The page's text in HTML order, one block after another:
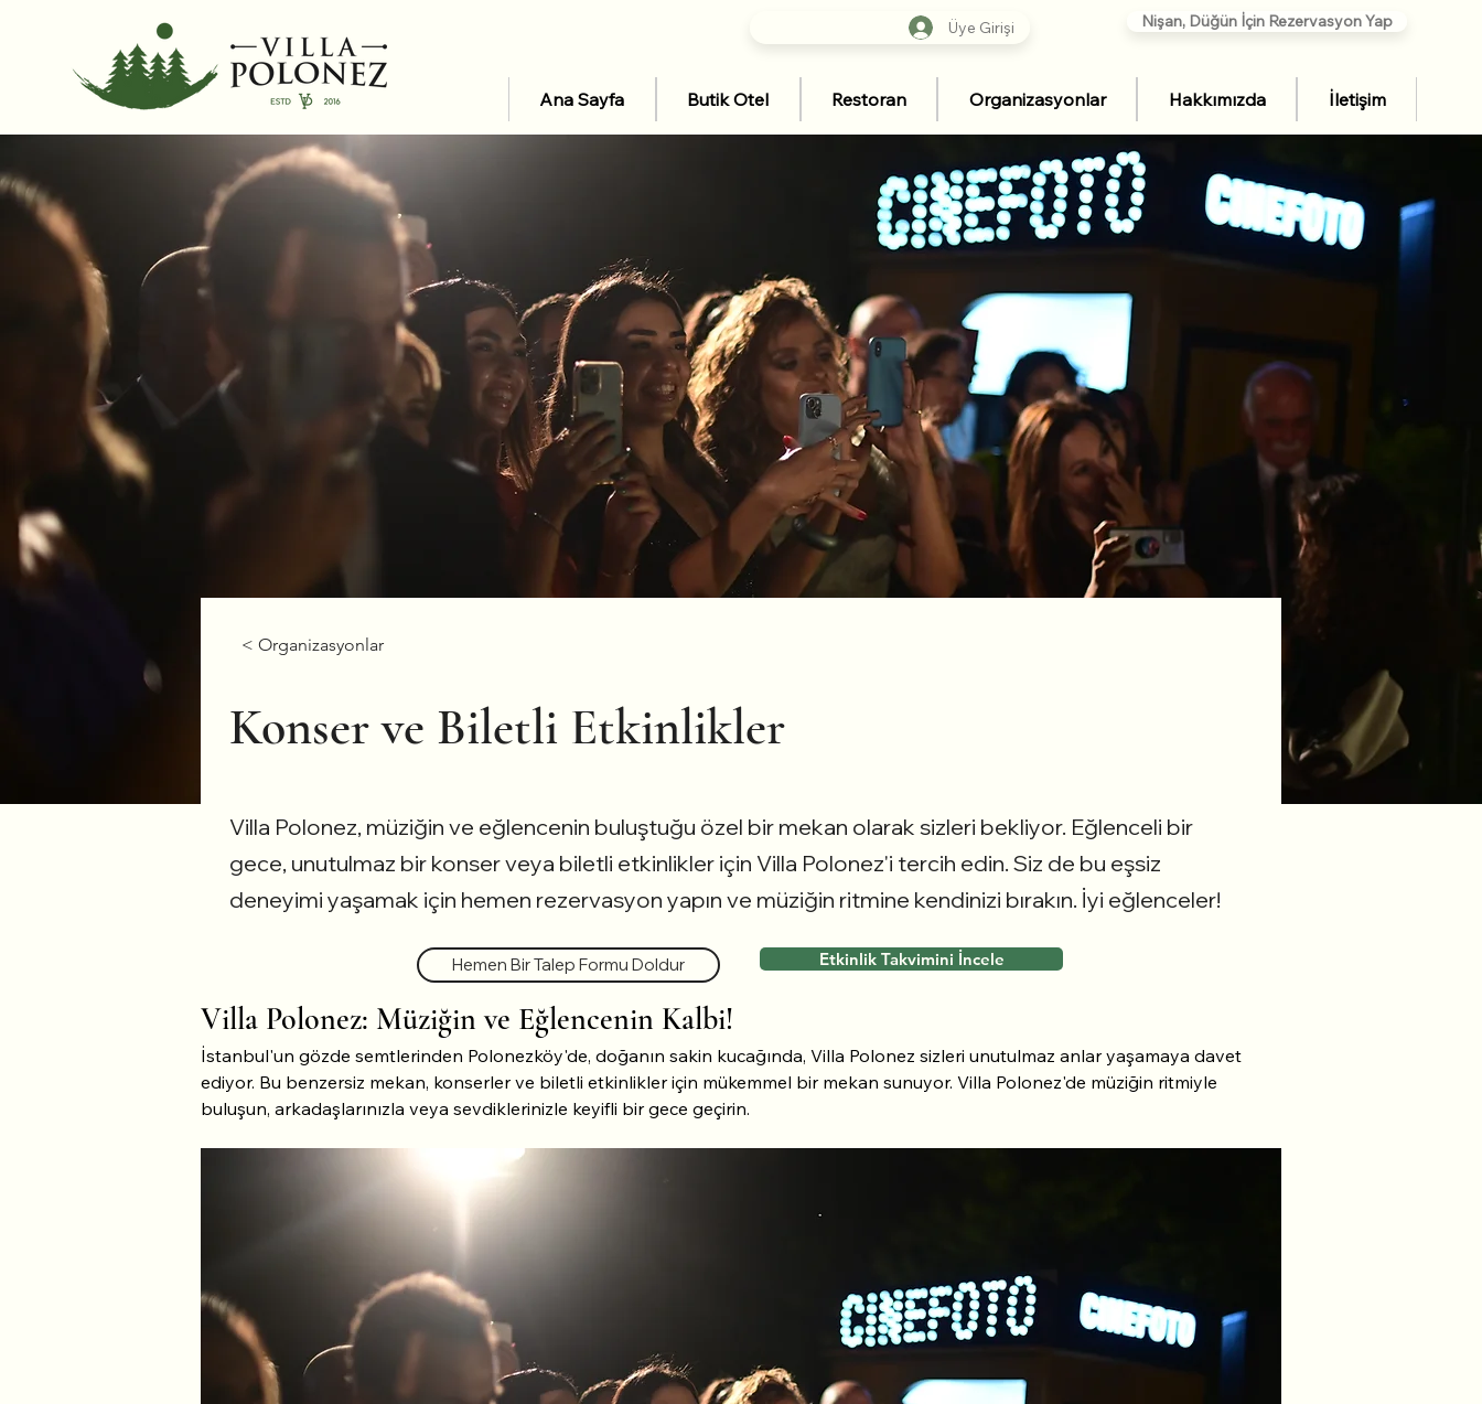
Üye Girişi Nişan, Düğün İçin Rezervasyon Yap
Ana Sayfa Butik Otel Restoran Organizasyonlar Hakkımızda İletişim
< Organizasyonlar
Konser ve Biletli Etkinlikler
Villa Polonez, müziğin ve eğlencenin buluştuğu özel bir mekan olarak sizleri bekliyor. Eğlenceli bir
gece, unutulmaz bir konser veya biletli etkinlikler için Villa Polonez'i tercih edin. Siz de bu eşsiz
deneyimi yaşamak için hemen rezervasyon yapın ve müziğin ritmine kendinizi bırakın. İyi eğlenceler!
Hemen Bir Talep Formu Doldur Etkinlik Takvimini İncele
Villa Polonez: Müziğin ve Eğlencenin Kalbi!
İstanbul'un gözde semtlerinden Polonezköy'de, doğanın sakin kucağında, Villa Polonez sizleri unutulmaz anlar yaşamaya davet
ediyor. Bu benzersiz mekan, konserler ve biletli etkinlikler için mükemmel bir mekan sunuyor. Villa Polonez'de müziğin ritmiyle
buluşun, arkadaşlarınızla veya sevdiklerinizle keyifli bir gece geçirin.